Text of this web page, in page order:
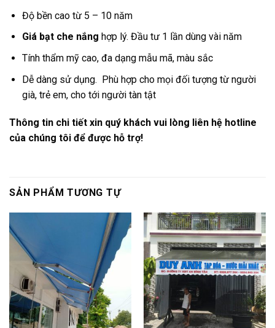
Độ bền cao từ 5 – 10 năm
Giá bạt che nắng hợp lý. Đầu tư 1 lần dùng vài năm
Tính thẩm mỹ cao, đa dạng mẫu mã, màu sắc
Dễ dàng sử dụng. Phù hợp cho mọi đối tượng từ người
già, trẻ em, cho tới người tàn tật
Thông tin chi tiết xin quý khách vui lòng liên hệ hotline
của chúng tôi để được hỗ trợ!
SẢN PHẨM TƯƠNG TỰ